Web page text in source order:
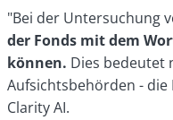
"Bei der Untersuchung
der Fonds mit dem
können. Dies bedeutet
Aufsichtsbehörden -
Clarity AI.